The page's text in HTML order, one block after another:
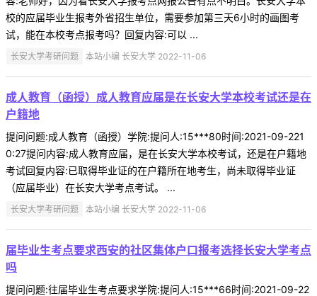
校的应届毕业生报考外省招生单位，需要参加第三天6小时的画图考
试，能在本校考点报考吗？回复内容:可以 ...
长安大学考研问题 本站小编 长安大学 2022-11-06
成人教育（函授）成人教育应届是在长安大学本校考试还是在
户籍地
提问问题:成人教育（函授）学院:提问人:15***80时间:2021-09-221
0:27提问内容:成人教育应届，是在长安大学本校考试，还是在户籍地
考试回复内容:已取得毕业证的在户籍所在地考生，尚未取得毕业证
（应届毕业）在长安大学考点考试。 ...
长安大学考研问题 本站小编 长安大学 2022-11-06
届毕业生考点要求西安的社区集体户口报考选择长安大学考点
吗
提问问题:往届毕业生考点要求学院:提问人:15***66时间:2021-09-22